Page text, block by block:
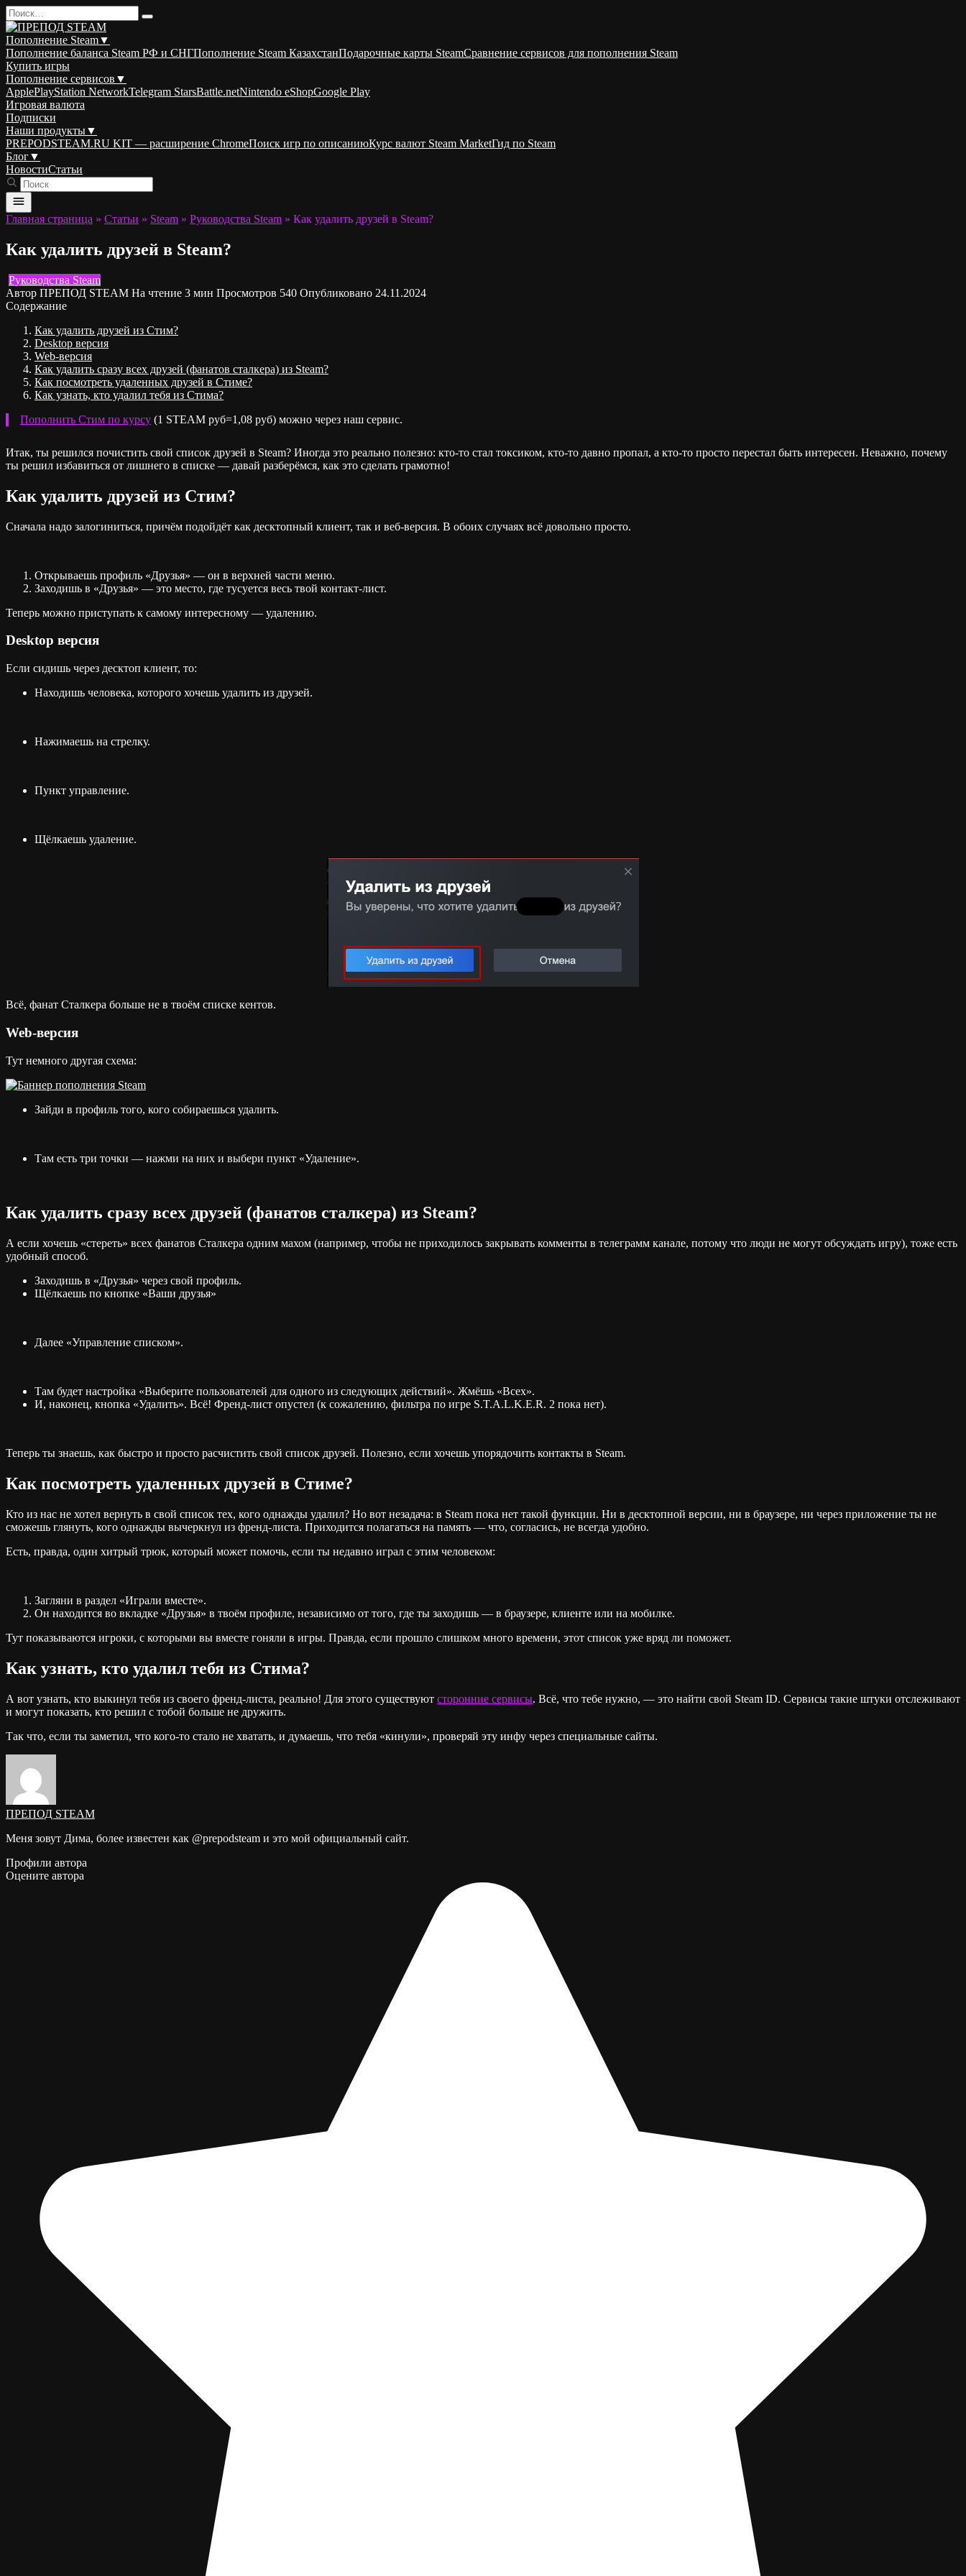
Перейти
к
содержанию
Search
for:
Пополнение Steam▼
Пополнение баланса Steam РФ и СНГПополнение Steam КазахстанПодарочные карты SteamСравнение сервисов для пополнения Steam
Купить игры
Пополнение сервисов ▼
ApplePlayStation NetworkTelegram StarsBattle.netNintendo eShopGoogle Play
Игровая валюта
Подписки
Наши продукты▼
PREPODSTEAM.RU KIT — расширение ChromeПоиск игр по описаниюКурс валют Steam MarketГид по Steam
Блог▼
НовостиСтатьи
Главная страница » Статьи » Steam » Руководства Steam » Как удалить друзей в Steam?
Как удалить друзей в Steam?
Руководства Steam
Автор ПРЕПОД STEAM На чтение 3 мин Просмотров 540 Опубликовано 24.11.2024
Содержание
Как удалить друзей из Стим?
Desktop версия
Web-версия
Как удалить сразу всех друзей (фанатов сталкера) из Steam?
Как посмотреть удаленных друзей в Стиме?
Как узнать, кто удалил тебя из Стима?
Пополнить Стим по курсу (1 STEAM руб=1,08 руб) можно через наш сервис.
Итак, ты решился почистить свой список друзей в Steam? Иногда это реально полезно: кто-то стал токсиком, кто-то давно пропал, а кто-то просто перестал быть интересен. Неважно, почему
ты решил избавиться от лишнего в списке — давай разберёмся, как это сделать грамотно!
Как удалить друзей из Стим?
Сначала надо залогиниться, причём подойдёт как десктопный клиент, так и веб-версия. В обоих случаях всё довольно просто.
Открываешь профиль «Друзья» — он в верхней части меню.
Заходишь в «Друзья» — это место, где тусуется весь твой контакт-лист.
Теперь можно приступать к самому интересному — удалению.
Desktop версия
Если сидишь через десктоп клиент, то:
Находишь человека, которого хочешь удалить из друзей.
Нажимаешь на стрелку.
Пункт управление.
Щёлкаешь удаление.
Всё, фанат Сталкера больше не в твоём списке кентов.
Web-версия
Тут немного другая схема:
Зайди в профиль того, кого собираешься удалить.
Там есть три точки — нажми на них и выбери пункт «Удаление».
Как удалить сразу всех друзей (фанатов сталкера) из Steam?
А если хочешь «стереть» всех фанатов Сталкера одним махом (например, чтобы не приходилось закрывать комменты в телеграмм канале, потому что люди не могут обсуждать игру), тоже есть
удобный способ.
Заходишь в «Друзья» через свой профиль.
Щёлкаешь по кнопке «Ваши друзья»
Далее «Управление списком».
Там будет настройка «Выберите пользователей для одного из следующих действий». Жмёшь «Всех».
И, наконец, кнопка «Удалить». Всё! Френд-лист опустел (к сожалению, фильтра по игре S.T.A.L.K.E.R. 2 пока нет).
Теперь ты знаешь, как быстро и просто расчистить свой список друзей. Полезно, если хочешь упорядочить контакты в Steam.
Как посмотреть удаленных друзей в Стиме?
Кто из нас не хотел вернуть в свой список тех, кого однажды удалил? Но вот незадача: в Steam пока нет такой функции. Ни в десктопной версии, ни в браузере, ни через приложение ты не
сможешь глянуть, кого однажды вычеркнул из френд-листа. Приходится полагаться на память — что, согласись, не всегда удобно.
Есть, правда, один хитрый трюк, который может помочь, если ты недавно играл с этим человеком:
Загляни в раздел «Играли вместе».
Он находится во вкладке «Друзья» в твоём профиле, независимо от того, где ты заходишь — в браузере, клиенте или на мобилке.
Тут показываются игроки, с которыми вы вместе гоняли в игры. Правда, если прошло слишком много времени, этот список уже вряд ли поможет.
Как узнать, кто удалил тебя из Стима?
А вот узнать, кто выкинул тебя из своего френд-листа, реально! Для этого существуют сторонние сервисы. Всё, что тебе нужно, — это найти свой Steam ID. Сервисы такие штуки отслеживают
и могут показать, кто решил с тобой больше не дружить.
Так что, если ты заметил, что кого-то стало не хватать, и думаешь, что тебя «кинули», проверяй эту инфу через специальные сайты.
ПРЕПОД STEAM
Меня зовут Дима, более известен как @prepodsteam и это мой официальный сайт.
Профили автора
Оцените автора